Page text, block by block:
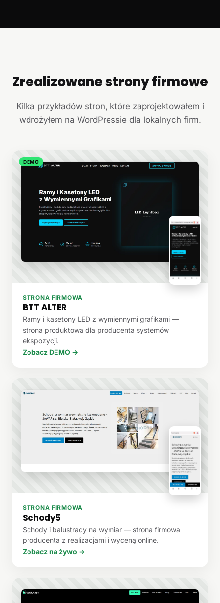
+
Zrealizowane strony firmowe
Kilka przykładów stron, które zaprojektowałem i
wdrożyłem na WordPressie dla lokalnych firm.
DEMO
STRONA FIRMOWA
BTT ALTER
Ramy i kasetony LED z wymiennymi grafikami —
strona produktowa dla producenta systemów
ekspozycji.
Zobacz DEMO →
STRONA FIRMOWA
Schody5
Schody i balustrady na wymiar — strona firmowa
producenta z realizacjami i wyceną online.
Zobacz na żywo →